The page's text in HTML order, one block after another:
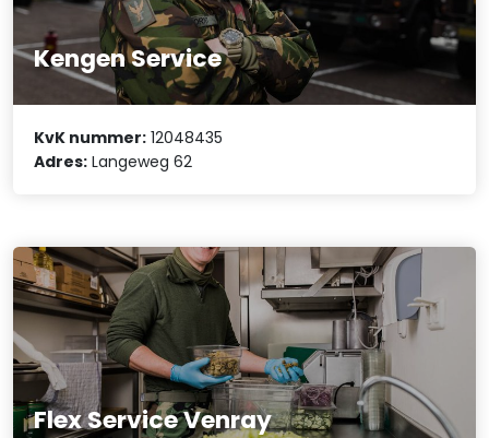
Kengen Service
KvK nummer: 12048435
Adres: Langeweg 62
Flex Service Venray